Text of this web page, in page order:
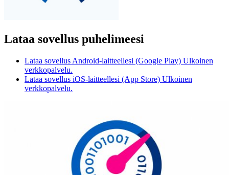
Lataa sovellus puhelimeesi
Lataa sovellus Android-laitteellesi (Google Play) Ulkoinen
verkkopalvelu.
Lataa sovellus iOS-laitteellesi (App Store) Ulkoinen
verkkopalvelu.